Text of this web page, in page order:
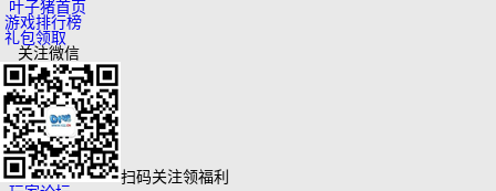
叶子猪首页
游戏排行榜
礼包领取
关注微信
扫码关注领福利